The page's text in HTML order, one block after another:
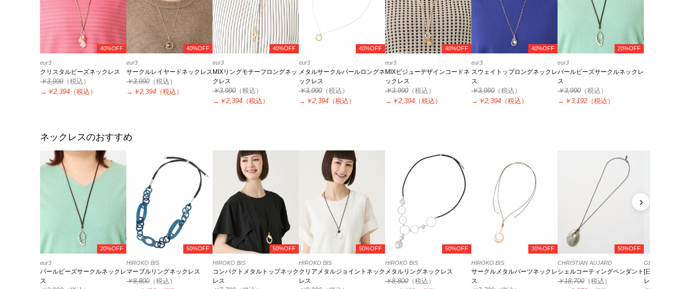
40%OFF
eur3
クリスタルビーズネックレス
￥3,990 （税込）
→ ￥2,394 （税込）
40%OFF
eur3
サークルレイヤードネックレス
￥3,990 （税込）
→ ￥2,394 （税込）
40%OFF
eur3
MIXリングモチーフロングネッ
クレス
￥3,990 （税込）
→ ￥2,394 （税込）
40%OFF
eur3
メタルサークルパールロングネ
ックレス
￥3,990 （税込）
→ ￥2,394 （税込）
40%OFF
eur3
MIXビジューデザインコードネ
ックレス
￥3,990 （税込）
→ ￥2,394 （税込）
40%OFF
eur3
スウェイトップロングネックレ
ス
￥3,990 （税込）
→ ￥2,394 （税込）
20%OFF
eur3
パールビーズサークルネックレ
ス
￥3,990 （税込）
→ ￥3,192 （税込）
ネックレスのおすすめ
20%OFF
eur3
パールビーズサークルネックレ
ス
50%OFF
HIROKO BIS
マーブルリングネックレス
￥8,800 （税込）
50%OFF
HIROKO BIS
コンパクトメタルトップネック
レス
50%OFF
HIROKO BIS
クリアメタルジョイントネック
レス
50%OFF
HIROKO BIS
メタルリングネックレス
￥8,800 （税込）
30%OFF
HIROKO BIS
サークルメタルパーツネックレ
ス
50%OFF
CHRISTIAN AUJARD
シェルコーティングペンダント
￥18,700 （税込）
GEORGES RECH
[日本製]モザイ
レス
›